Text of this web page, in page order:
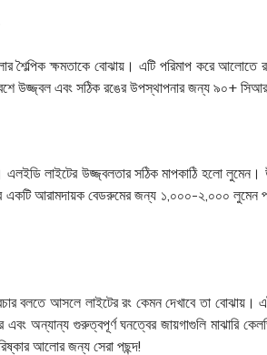
ক্ষমতাকে বোঝায়। এটি পরিমাপ করে আলোতে
উজ্জ্বল এবং সঠিক রঙের উপস্থাপনার জন্য ৯০+
লাইটের উজ্জ্বলতার সঠিক মাপকাঠি হলো
আরামদায়ক বেডরুমের জন্য ১,০০০-২,০০০ লুমেন
বলতে আসলে লাইটের রং কেমন দেখাবে তা
অন্যান্য গুরুত্বপূর্ণ ঘনত্বের জায়গাগুলি মাঝারি
আলোর জন্য সেরা পছন্দ!